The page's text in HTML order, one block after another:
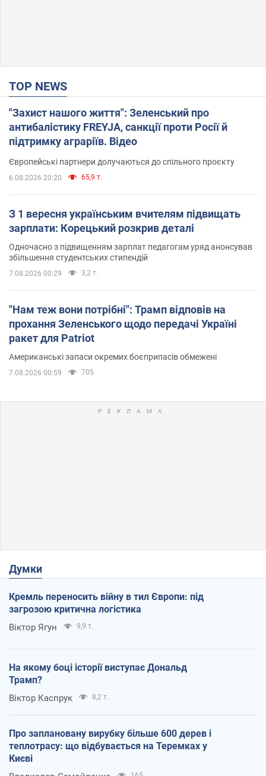
TOP NEWS
"Захист нашого життя": Зеленський про
антибалістику FREYJA, санкції проти Росії й
підтримку аграріїв. Відео
Європейські партнери долучаються до спільного проєкту
6.08.2026 20:20 65,9 т.
З 1 вересня українським вчителям підвищать
зарплати: Корецький розкрив деталі
Одночасно з підвищенням зарплат педагогам уряд анонсував
збільшення студентських стипендій
7.08.2026 00:29 3,2 т.
"Нам теж вони потрібні": Трамп відповів на
прохання Зеленського щодо передачі Україні
ракет для Patriot
Американські запаси окремих боєприпасів обмежені
7.08.2026 00:59 705
Думки
Кремль переносить війну в тил Європи: під
загрозою критична логістика
Віктор Ягун 9,9 т.
На якому боці історії виступає Дональд
Трамп?
Віктор Каспрук 8,2 т.
Про заплановану вирубку більше 600 дерев і
теплотрасу: що відбувається на Теремках у
Києві